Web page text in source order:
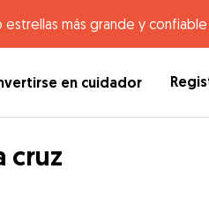
más grande y
en cuidador
cruz